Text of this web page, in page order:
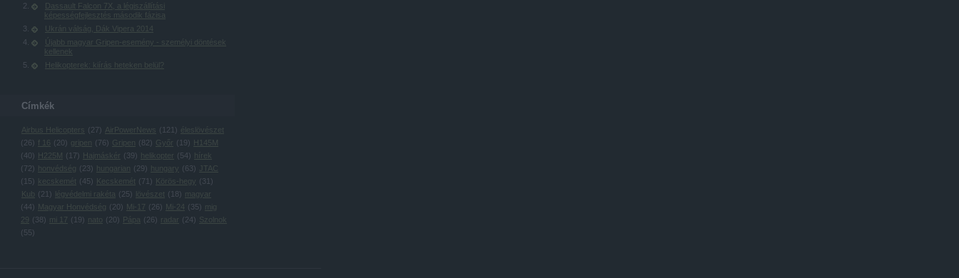
Dassault Falcon 7X, a légiszállítási
képességfejlesztés második fázisa
Ukrán válság, Dák Vipera 2014
Újabb magyar Gripen-esemény - személyi döntések
kellenek
Helikopterek: kiírás heteken belül?
Címkék
Airbus Helicopters (27) AirPowerNews ( 121 ) éleslövészet
(26 ) f 16 (20) gripen (76 ) Gripen (82) Győr ( 19) H145M
(40) H225M ( 17) Hajmáskér (39) helikopter (54) hírek
(72) honvédség (23) hungarian (29) hungary (63)
JTAC
( 15) kecskemét (45) Kecskemét (71 ) Körös-hegy (31 )
Kub
(21 ) légvédelmi rakéta (25) lövészet ( 18) magyar
(44) Magyar Honvédség (20) Mi-17 (26 ) Mi-24 (35) mig
29 (38) mi 17 ( 19) nato (20) Pápa (26 ) radar (24) Szolnok
(55)